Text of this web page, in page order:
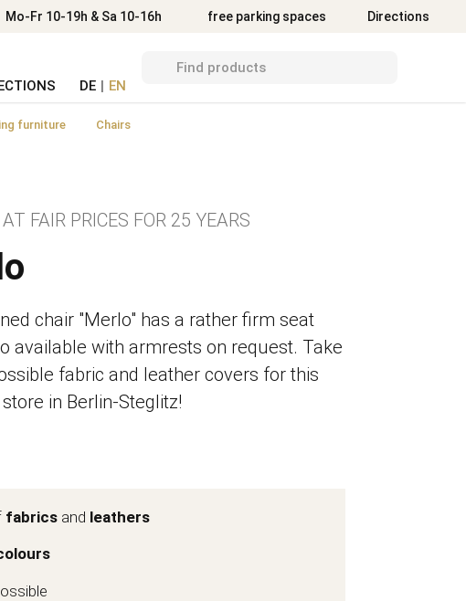
Mo-Fr 10-19h & Sa 10-16h free parking spaces Directions
DE | EN
furniture Chairs
FAIR PRICES FOR 25 YEARS
chair "Merlo" has a rather firm seat
available with armrests on request. Take
fabric and leather covers for this
in Berlin-Steglitz!
fabrics and leathers